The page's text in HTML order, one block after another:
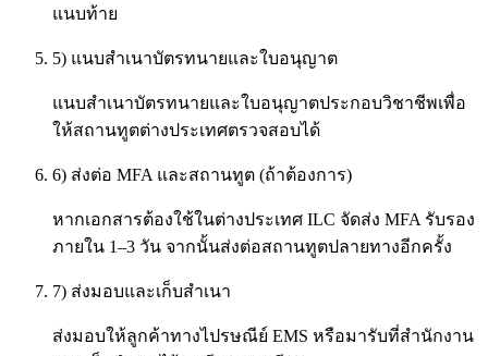
แนบท้าย
5) แนบสำเนาบัตรทนายและใบอนุญาต
แนบสำเนาบัตรทนายและใบอนุญาตประกอบวิชาชีพเพื่อ
ให้สถานทูตต่างประเทศตรวจสอบได้
6) ส่งต่อ MFA และสถานทูต (ถ้าต้องการ)
หากเอกสารต้องใช้ในต่างประเทศ ILC จัดส่ง MFA รับรอง
ภายใน 1–3 วัน จากนั้นส่งต่อสถานทูตปลายทางอีกครั้ง
7) ส่งมอบและเก็บสำเนา
ส่งมอบให้ลูกค้าทางไปรษณีย์ EMS หรือมารับที่สำนักงาน